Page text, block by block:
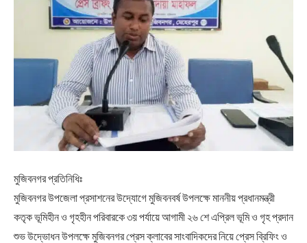
মুজিবনগর প্রতিনিধিঃ
মুজিবনগর উপজেলা প্রসাশনের উদ্যোগে মুজিবনবর্ষ উপলক্ষে মাননীয় প্রধানমন্ত্রী
কতৃক ভূমিহীন ও গৃহহীন পরিবারকে ৩য় পর্যায়ে আগামী ২৬ শে এপ্রিল ভূমি ও গৃহ প্রদান
শুভ উদ্ভোধন উপলক্ষে মুজিবনগর প্রেস ক্লাবের সাংবাদিকদের নিয়ে প্রেস ব্রিফিং ও